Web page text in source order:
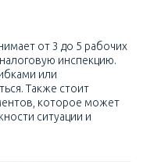
от 3 до 5 рабочих
инспекцию.
или
Также стоит
которое может
ситуации и